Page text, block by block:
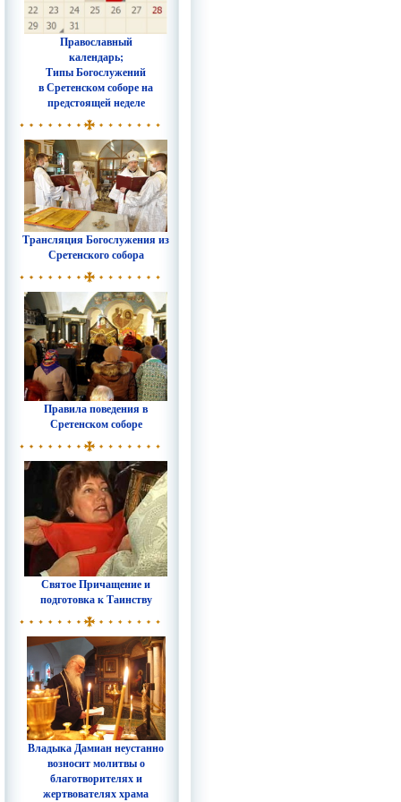
Православный
календарь;
Типы Богослужений
в Сретенском соборе на
предстоящей неделе
Трансляция Богослужения из
Сретенского собора
Правила поведения в
Сретенском соборе
Святое Причащение и
подготовка к Таинству
Владыка Дамиан неустанно
возносит молитвы о
благотворителях и
жертвователях храма